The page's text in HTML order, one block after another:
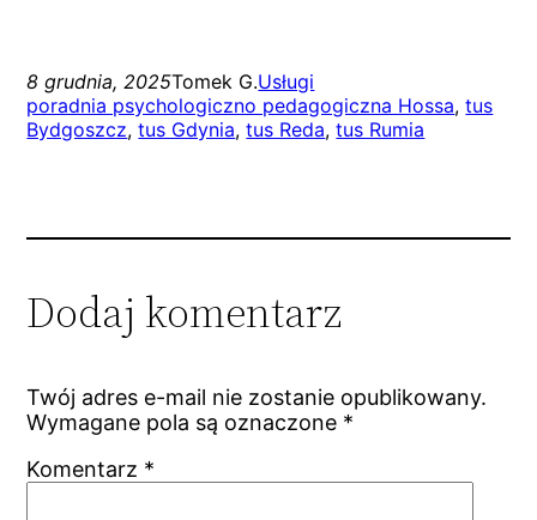
8 grudnia, 2025Tomek G.Usługi
poradnia psychologiczno pedagogiczna Hossa, tus
Bydgoszcz, tus Gdynia, tus Reda, tus Rumia
Dodaj komentarz
Twój adres e-mail nie zostanie opublikowany.
Wymagane pola są oznaczone *
Komentarz *